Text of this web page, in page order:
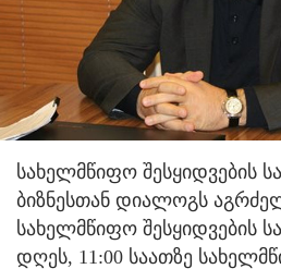
სახელმწიფო შესყიდვების
ბიზნესთან დიალოგს
სახელმწიფო შესყიდვების
დღეს, 11:00 საათზე